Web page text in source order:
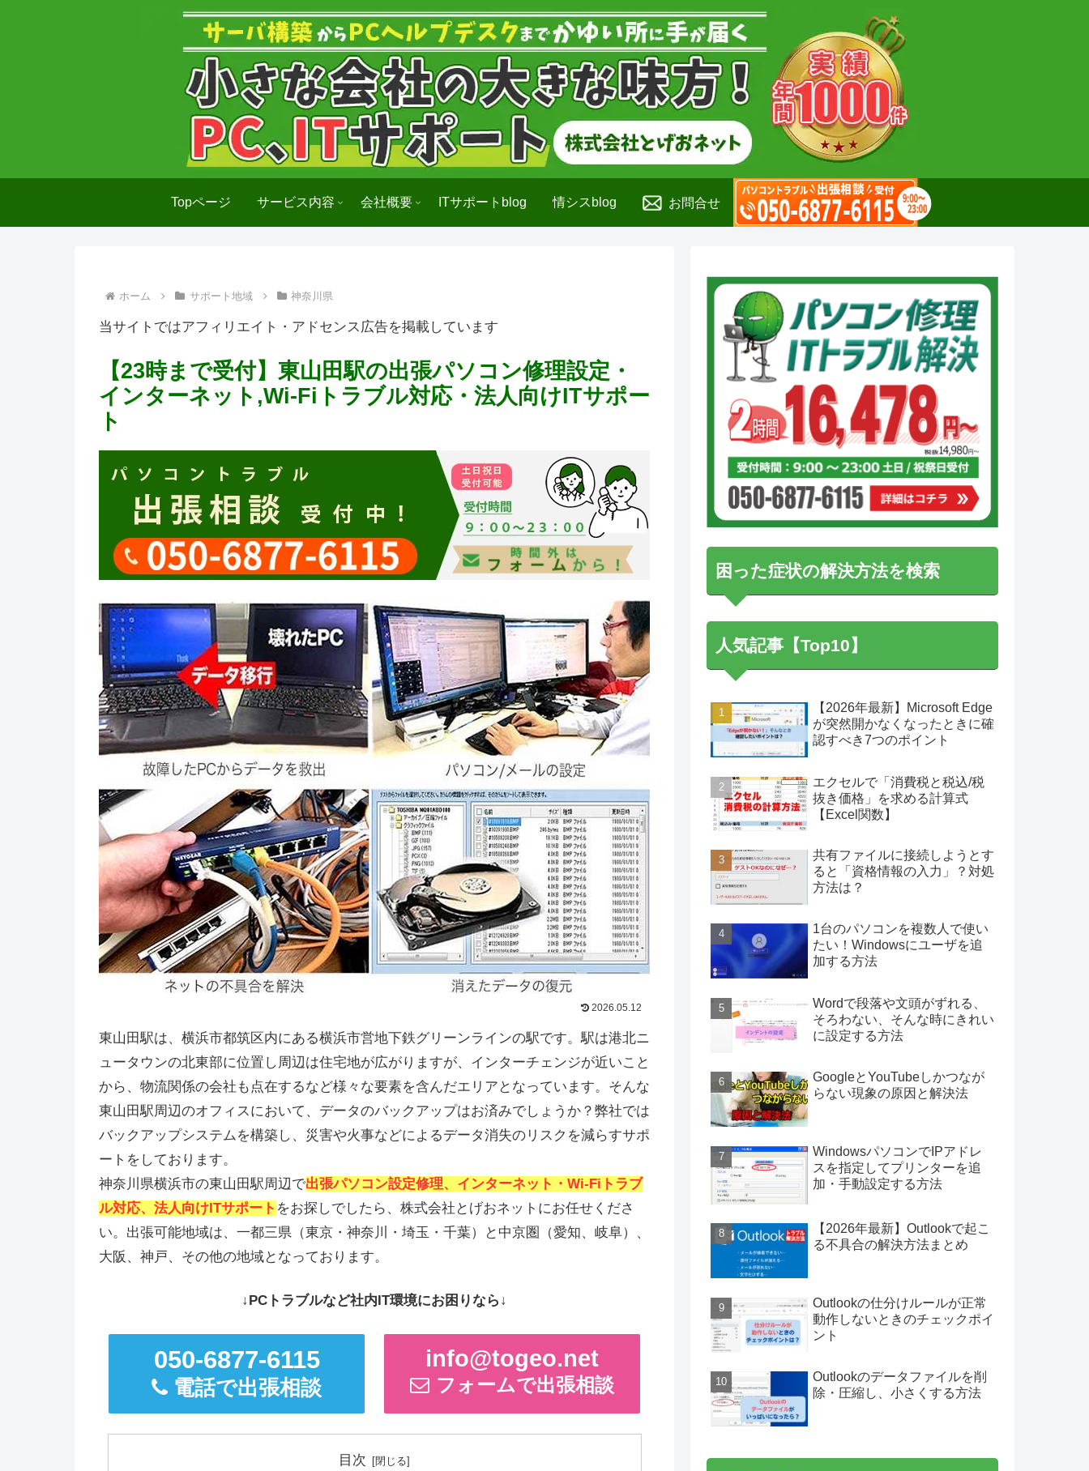
Topページ サービス内容 会社概要 ITサポートblog 情シスblog お問合せ
ホーム サポート地域 神奈川県
当サイトではアフィリエイト・アドセンス広告を掲載しています
【23時まで受付】東山田駅の出張パソコン修理設定・
インターネット,Wi-Fiトラブル対応・法人向けITサポー
ト
2026.05.12
東山田駅は、横浜市都筑区内にある横浜市営地下鉄グリーンラインの駅です。駅は港北ニ
ュータウンの北東部に位置し周辺は住宅地が広がりますが、インターチェンジが近いこと
から、物流関係の会社も点在するなど様々な要素を含んだエリアとなっています。そんな
東山田駅周辺のオフィスにおいて、データのバックアップはお済みでしょうか？弊社では
バックアップシステムを構築し、災害や火事などによるデータ消失のリスクを減らすサポ
ートをしております。
神奈川県横浜市の東山田駅周辺で出張パソコン設定修理、インターネット・Wi-Fiトラブ
ル対応、法人向けITサポート をお探しでしたら、株式会社とげおネットにお任せくださ
い。出張可能地域は、一都三県（東京・神奈川・埼玉・千葉）と中京圏（愛知、岐阜）、
大阪、神戸、その他の地域となっております。
↓PCトラブルなど社内IT環境にお困りなら↓
050-6877-6115
電話で出張相談
info@togeo.net
フォームで出張相談
目次
困った症状の解決方法を検索
人気記事【Top10】
【2026年最新】Microsoft Edge
が突然開かなくなったときに確
認すべき7つのポイント
エクセルで「消費税と税込/税
抜き価格」を求める計算式
【Excel関数】
共有ファイルに接続しようとす
ると「資格情報の入力」？対処
方法は？
1台のパソコンを複数人で使い
たい！Windowsにユーザを追
加する方法
Wordで段落や文頭がずれる、
そろわない、そんな時にきれい
に設定する方法
GoogleとYouTubeしかつなが
らない現象の原因と解決法
WindowsパソコンでIPアドレ
スを指定してプリンターを追
加・手動設定する方法
【2026年最新】Outlookで起こ
る不具合の解決方法まとめ
Outlookの仕分けルールが正常
動作しないときのチェックポイ
ント
Outlookのデータファイルを削
除・圧縮し、小さくする方法